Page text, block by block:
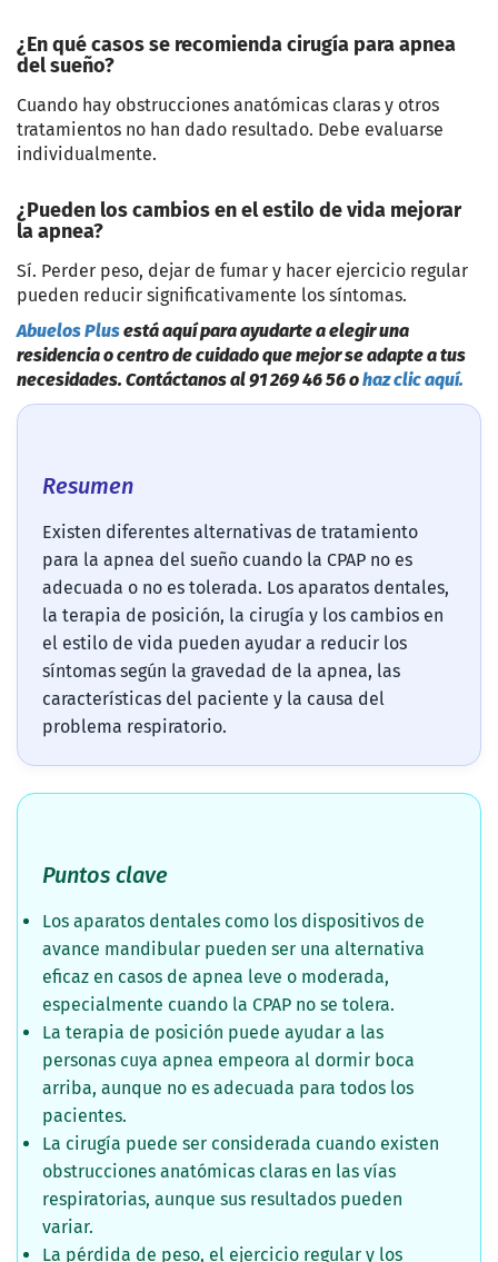
¿En qué casos se recomienda cirugía para apnea
del sueño?
Cuando hay obstrucciones anatómicas claras y otros
tratamientos no han dado resultado. Debe evaluarse
individualmente.
¿Pueden los cambios en el estilo de vida mejorar
la apnea?
Sí. Perder peso, dejar de fumar y hacer ejercicio regular
pueden reducir significativamente los síntomas.
Abuelos Plusestá aquí para ayudarte a elegir una
residencia o centro de cuidado que mejor se adapte a tus
necesidades. Contáctanos al 91 269 46 56 ohaz clic aquí.
Resumen
Existen diferentes alternativas de tratamiento
para la apnea del sueño cuando la CPAP no es
adecuada o no es tolerada. Los aparatos dentales,
la terapia de posición, la cirugía y los cambios en
el estilo de vida pueden ayudar a reducir los
síntomas según la gravedad de la apnea, las
características del paciente y la causa del
problema respiratorio.
Puntos clave
Los aparatos dentales como los dispositivos de
avance mandibular pueden ser una alternativa
eficaz en casos de apnea leve o moderada,
especialmente cuando la CPAP no se tolera.
La terapia de posición puede ayudar a las
personas cuya apnea empeora al dormir boca
arriba, aunque no es adecuada para todos los
pacientes.
La cirugía puede ser considerada cuando existen
obstrucciones anatómicas claras en las vías
respiratorias, aunque sus resultados pueden
variar.
La pérdida de peso, el ejercicio regular y los